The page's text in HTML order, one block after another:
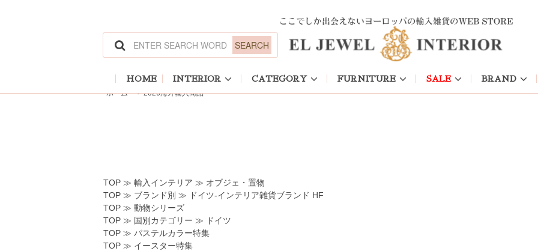
HOME INTERIOR CATEGORY FURNITURE SALE BRAND
ホーム
ホーム
>国別カテゴリー >ドイツ
ホーム
>即納可！
ホーム
>2026海外輸入商品
TOP ≫ 輸入インテリア ≫ オブジェ・置物
TOP ≫ ブランド別 ≫
ドイツ-インテリア雑貨ブランド HF
TOP ≫ 動物シリーズ
TOP ≫ 国別カテゴリー ≫
ドイツ
TOP ≫ パステルカラー特集
TOP ≫ イースター特集